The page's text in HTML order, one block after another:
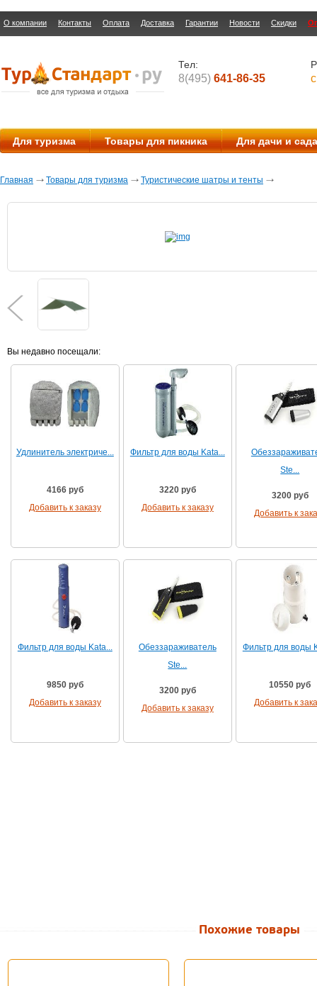
О компании Контакты Оплата Доставка Гарантии Новости Скидки
Тел:
8(495) 641-86-35
Для туризма Товары для пикника Для дачи и сада
Главная Товары для туризма Туристические шатры и тенты
Вы недавно посещали:
Удлинитель электриче...
4166 руб
Добавить к заказу
Фильтр для воды Kata...
3220 руб
Добавить к заказу
Ste...
3200 руб
Добавить к
Фильтр для воды Kata...
9850 руб
Добавить к заказу
Обеззараживатель
Ste...
3200 руб
Добавить к заказу
Фильтр для воды
10550 руб
Добавить к
Похожие товары